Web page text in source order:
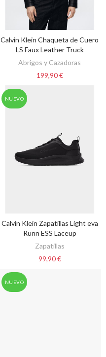
VER OPCIONES
Calvin Klein Chaqueta de Cuero
LS Faux Leather Truck
Abrigos y Cazadoras
199,90 €
NUEVO
VER OPCIONES
Calvin Klein Zapatillas Light eva
Runn ESS Laceup
Zapatillas
99,90 €
NUEVO